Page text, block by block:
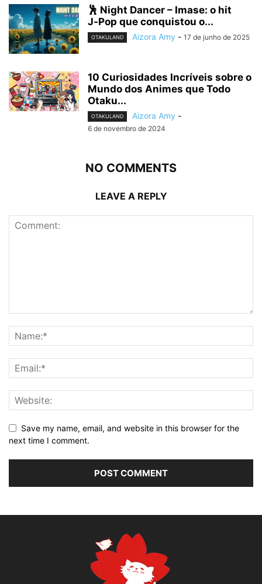
🕺 Night Dancer – Imase: o hit
J‑Pop que conquistou o...
OTAKULAND Aizora Amy - 17 de junho de 2025
10 Curiosidades Incríveis sobre o
Mundo dos Animes que Todo
Otaku...
OTAKULAND Aizora Amy -
6 de novembro de 2024
NO COMMENTS
LEAVE A REPLY
Save my name, email, and website in this browser for the
next time I comment.